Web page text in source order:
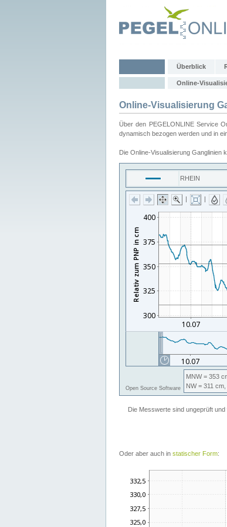
Überblick
Online-
Online-Visualisierung
Über den PEGELONLINE Service
dynamisch bezogen werden und in
Die Online-Visualisierung Ganglinien
Oder aber auch in statischer Form: